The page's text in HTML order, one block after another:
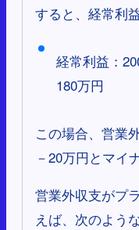
すると、経常利
経常利益：
180万円
この場合、営業
－20万円とマイ
営業外収支がプ
えば、次のよう